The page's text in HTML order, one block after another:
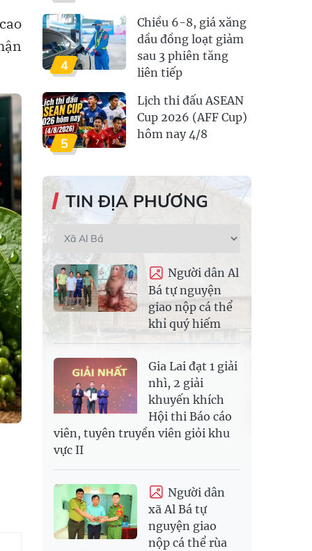
4
Chiều 6-8, giá xăng
dầu đồng loạt giảm
sau 3 phiên tăng
liên tiếp
5
Lịch thi đấu ASEAN
Cup 2026 (AFF Cup)
hôm nay 4/8
TIN ĐỊA PHƯƠNG
Người dân Al
Bá tự nguyện
giao nộp cá thể
khỉ quý hiếm
Gia Lai đạt 1 giải
nhì, 2 giải
khuyến khích
Hội thi Báo cáo
viên, tuyên truyền viên giỏi khu
vực II
Người dân
xã Al Bá tự
nguyện giao
nộp cá thể rùa